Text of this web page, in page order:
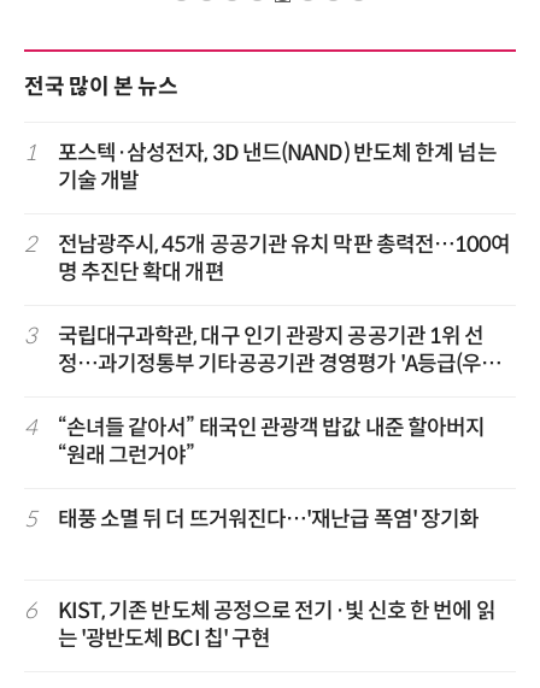
전국 많이 본 뉴스
1
포스텍·삼성전자, 3D 낸드(NAND) 반도체 한계 넘는
기술 개발
2
전남광주시, 45개 공공기관 유치 막판 총력전…100여
명 추진단 확대 개편
3
국립대구과학관, 대구 인기 관광지 공공기관 1위 선
정…과기정통부 기타공공기관 경영평가 'A등급(우수)'
4
“손녀들 같아서” 태국인 관광객 밥값 내준 할아버지
“원래 그런거야”
5 태풍 소멸 뒤 더 뜨거워진다…'재난급 폭염' 장기화
6
KIST, 기존 반도체 공정으로 전기·빛 신호 한 번에 읽
는 '광반도체 BCI 칩' 구현